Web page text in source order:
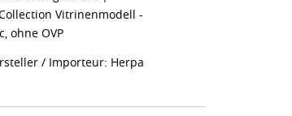
Vitrinenmodell -
ohne OVP
/ Importeur: Herpa